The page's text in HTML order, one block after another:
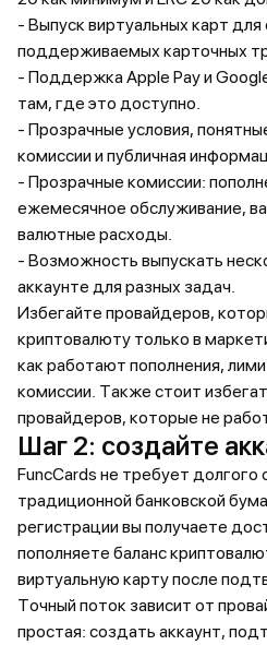
- Выпуск виртуальных карт для
поддерживаемых карточных
- Поддержка Apple Pay и
там, где это доступно.
- Прозрачные условия,
комиссии и публичная
- Прозрачные комиссии:
ежемесячное обслуживание,
валютные расходы.
- Возможность выпускать
аккаунте для разных задач.
Избегайте провайдеров,
криптовалюту только в
как работают пополнения,
комиссии. Также стоит
провайдеров, которые не
Шаг 2: создайте
FuncCards не требует долгого
традиционной банковской
регистрации вы получаете
пополняете баланс
виртуальную карту после
Точный поток зависит от
простая: создать аккаунт,